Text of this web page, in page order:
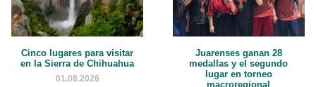
Cinco lugares para visitar
en la Sierra de Chihuahua
01.08.2026
Juarenses ganan 28
medallas y el segundo
lugar en torneo
macroregional